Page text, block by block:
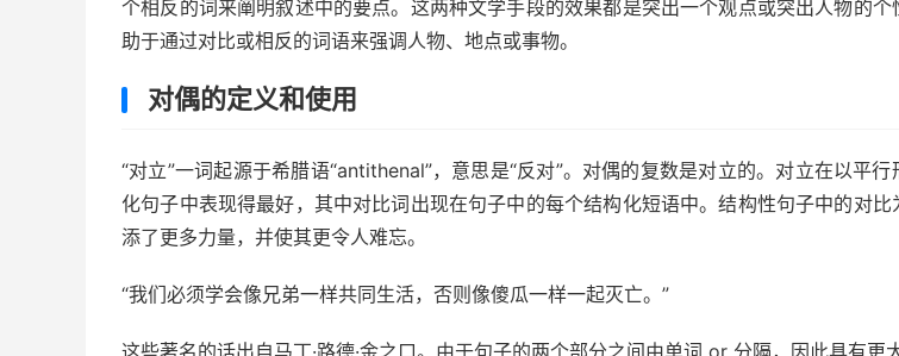
个相反的词来阐明叙述中的要点。这两种文学手段的效果都是突出一个观点或突出人物的个
助于通过对比或相反的词语来强调人物、地点或事物。
对偶的定义和使用
“对立”一词起源于希腊语“antithenal”，意思是“反对”。对偶的复数是对立的。对立在以平
化句子中表现得最好，其中对比词出现在句子中的每个结构化短语中。结构性句子中的对比
添了更多力量，并使其更令人难忘。
“我们必须学会像兄弟一样共同生活，否则像傻瓜一样一起灭亡。”
这些著名的话出自马丁·路德·金之口。由于句子的两个部分之间由单词 or 分隔，因此具有更